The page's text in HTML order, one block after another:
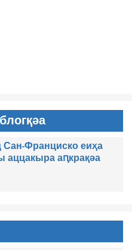
Франциско еиҳа
аццакыра аԥкрақәа